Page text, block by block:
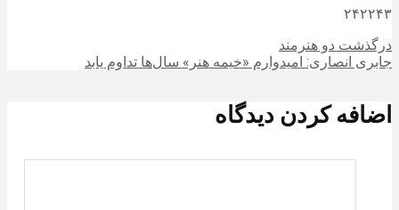
۲۴۲۲۴۳
درگذشت دو هنرمند
جابری انصاری: امیدوارم «خیمه هنر» سال‌ها تداوم یابد
اضافه کردن دیدگاه